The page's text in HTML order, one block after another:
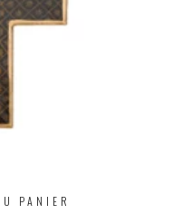
PANIER